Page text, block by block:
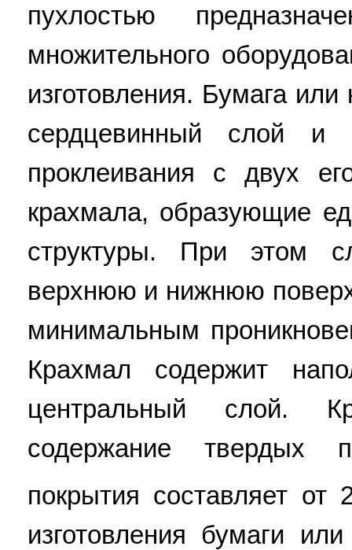
пухлостью
множительного
изготовления. Бумага
сердцевинный слой и
проклеивания с двух
крахмала, образующие
структуры. При этом
верхнюю и нижнюю
минимальным
Крахмал содержит
центральный слой.
содержание твердых
покрытия составляет
изготовления бумаги